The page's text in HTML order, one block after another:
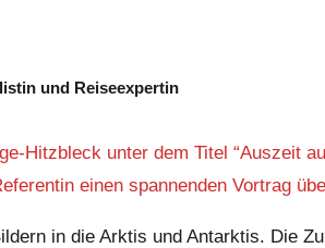
und Reiseexpertin
Hitzbleck unter dem Titel “Auszeit
einen spannenden Vortrag
in die Arktis und Antarktis. Die